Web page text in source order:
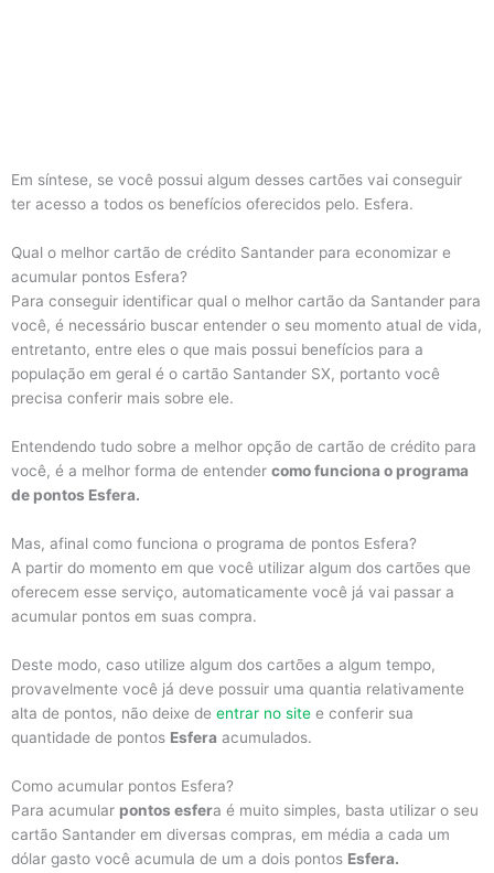
Em síntese, se você possui algum desses cartões vai conseguir
ter acesso a todos os benefícios oferecidos pelo. Esfera.
Qual o melhor cartão de crédito Santander para economizar e
acumular pontos Esfera?
Para conseguir identificar qual o melhor cartão da Santander para
você, é necessário buscar entender o seu momento atual de vida,
entretanto, entre eles o que mais possui benefícios para a
população em geral é o cartão Santander SX, portanto você
precisa conferir mais sobre ele.
Entendendo tudo sobre a melhor opção de cartão de crédito para
você, é a melhor forma de entender como funciona o programa
de pontos Esfera.
Mas, afinal como funciona o programa de pontos Esfera?
A partir do momento em que você utilizar algum dos cartões que
oferecem esse serviço, automaticamente você já vai passar a
acumular pontos em suas compra.
Deste modo, caso utilize algum dos cartões a algum tempo,
provavelmente você já deve possuir uma quantia relativamente
alta de pontos, não deixe de entrar no site e conferir sua
quantidade de pontos Esfera acumulados.
Como acumular pontos Esfera?
Para acumular pontos esfera é muito simples, basta utilizar o seu
cartão Santander em diversas compras, em média a cada um
dólar gasto você acumula de um a dois pontos Esfera.